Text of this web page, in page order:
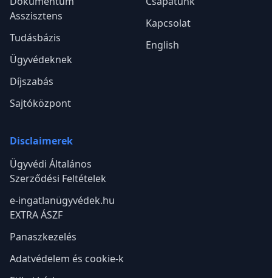
Asszisztens
Tudásbázis
Ügyvédeknek
Díjszabás
Sajtóközpont
Kapcsolat
English
Disclaimerek
Ügyvédi Általános
Szerződési Feltételek
e-ingatlanügyvédek.hu
EXTRA ÁSZF
Panaszkezelés
Adatvédelem és cookie-k